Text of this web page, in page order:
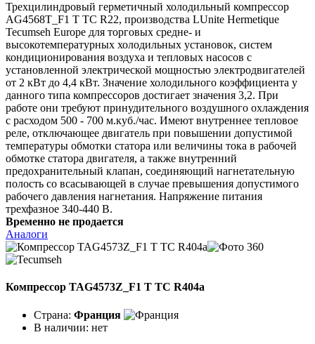
Трехцилиндровый герметичный холодильный компрессор
AG4568T_F1 T TC R22, производства LUnite Hermetique
Tecumseh Europe для торговых средне- и
высокотемпературных холодильных установок, систем
кондиционирования воздуха и тепловых насосов с
установленной электрической мощностью электродвигателей
от 2 кВт до 4,4 кВт. Значение холодильного коэффициента у
данного типа компрессоров достигает значения 3,2. При
работе они требуют принудительного воздушного охлаждения
с расходом 500 - 700 м.куб./час. Имеют внутреннее тепловое
реле, отключающее двигатель при повышении допустимой
температуры обмотки статора или величины тока в рабочей
обмотке статора двигателя, а также внутренний
предохранительный клапан, соединяющий нагнетательную
полость со всасывающей в случае превышения допустимого
рабочего давления нагнетания. Напряжение питания
трехфазное 340-440 В.
Временно не продается
Аналоги
Компрессор TAG4573Z_F1 T TC R404a
Страна: Франция
В наличии: нет